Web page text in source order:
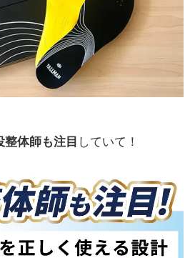
整体師も注目 していて！